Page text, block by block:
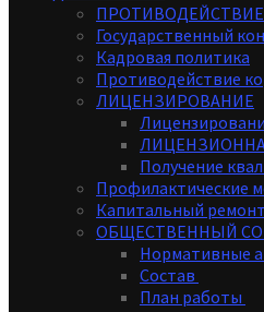
Государственный
Кадровая политика
Противодействие
ЛИЦЕНЗИРОВАНИЕ
Получение
Профилактические
Капитальный ремонт
ОБЩЕСТВЕННЫЙ
Нормативные
Состав
План работы